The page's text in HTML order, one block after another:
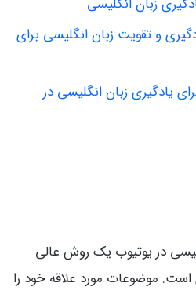
زبان انگلیسی
و تقویت زبان انگلیسی برای
یادگیری زبان انگلیسی در
در یوتیوب یک روش عالی
موضوعات مورد علاقه خود را